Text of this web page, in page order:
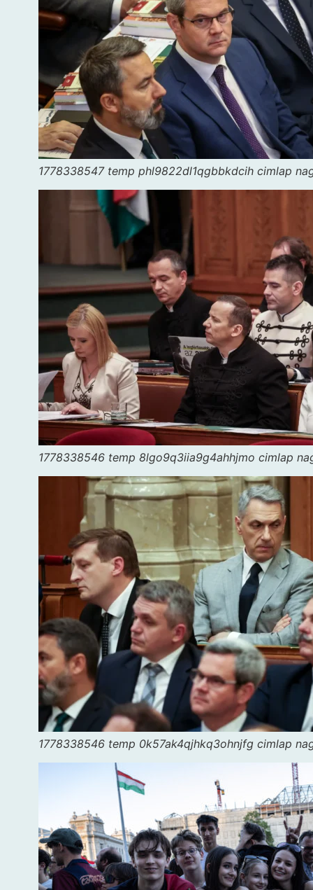
1778338547 temp phl9822dl1qgbbkdcih cimlap
1778338546 temp 8lgo9q3iia9g4ahhjmo cimlap
1778338546 temp 0k57ak4qjhkq3ohnjfg cimlap